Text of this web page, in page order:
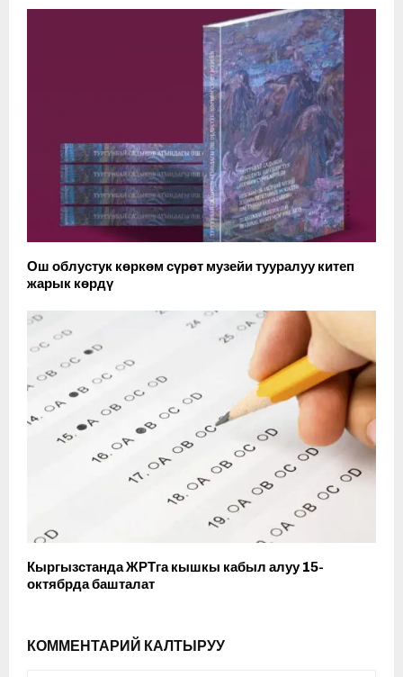
Ош облустук көркөм сүрөт музейи тууралуу китеп
жарык көрдү
Кыргызстанда ЖРТга кышкы кабыл алуу 15-
октябрда башталат
КОММЕНТАРИЙ КАЛТЫРУУ